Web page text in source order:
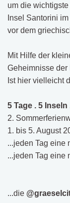
um die
Insel Santorini
vor dem
Mit Hilfe der
Geheimnisse der
Ist hier vielleicht
5 Tage . 5
2.
1. bis 5. August
...jeden Tag eine
...jeden Tag eine
...die